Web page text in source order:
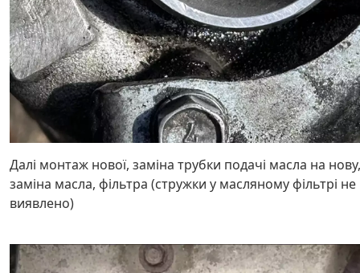
Далі монтаж нової, заміна трубки подачі масла на нову,
заміна масла, фільтра (стружки у масляному фільтрі не
виявлено)